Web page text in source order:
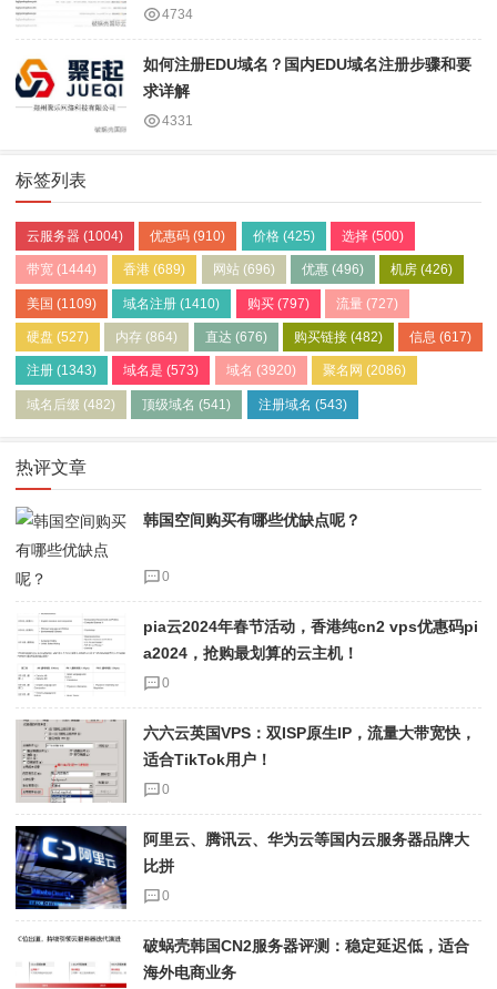
4734
如何注册EDU域名？国内EDU域名注册步骤和要
求详解
4331
标签列表
云服务器 (1004) 优惠码 (910) 价格(425) 选择(500)
带宽 (1444) 香港 (689) 网站(696) 优惠(496) 机房 (426)
美国 (1109) 域名注册 (1410) 购买(797) 流量(727)
硬盘 (527) 内存 (864) 直达 (676) 购买链接(482) 信息 (617)
注册 (1343) 域名是 (573) 域名 (3920) 聚名网 (2086)
域名后缀 (482) 顶级域名 (541) 注册域名 (543)
热评文章
韩国空间购买有哪些优缺点呢？
0
pia云2024年春节活动，香港纯cn2 vps优惠码pi
a2024，抢购最划算的云主机！
0
六六云英国VPS：双ISP原生IP，流量大带宽快，
适合TikTok用户！
0
阿里云、腾讯云、华为云等国内云服务器品牌大
比拼
0
破蜗壳韩国CN2服务器评测：稳定延迟低，适合
海外电商业务